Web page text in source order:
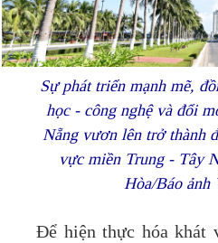
Sự phát triển mạnh mẽ,
học - công nghệ và đổi
Nẵng vươn lên trở thành
vực miền Trung - Tây
Hòa/Báo ảnh
Để hiện thực hóa khát